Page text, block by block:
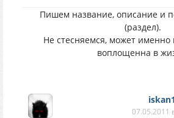
Пишем название, описание и
(раздел).
Не стесняемся, может именно
воплощенна в
07.05.2011